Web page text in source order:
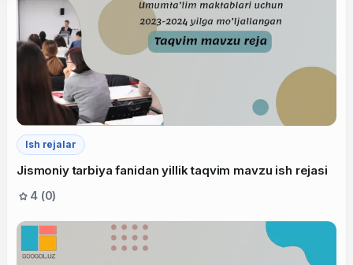
Ish rejalar
Jismoniy tarbiya fanidan yillik taqvim mavzu ish rejasi
4 (0)